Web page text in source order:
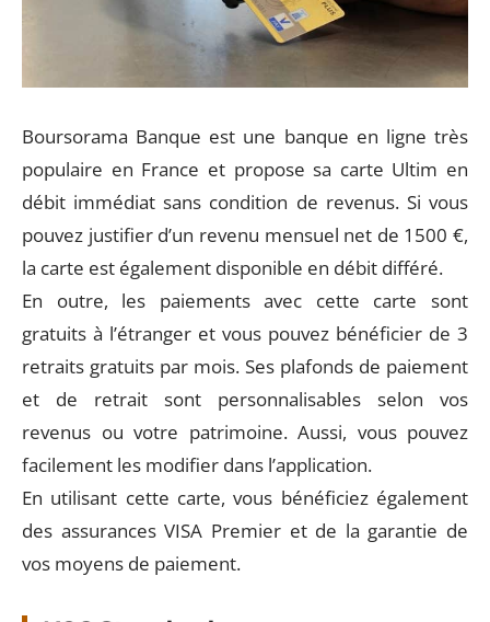
Boursorama Banque est une banque en ligne très
populaire en France et propose sa carte Ultim en
débit immédiat sans condition de revenus. Si vous
pouvez justifier d’un revenu mensuel net de 1500 €,
la carte est également disponible en débit différé.
En outre, les paiements avec cette carte sont
gratuits à l’étranger et vous pouvez bénéficier de 3
retraits gratuits par mois. Ses plafonds de paiement
et de retrait sont personnalisables selon vos
revenus ou votre patrimoine. Aussi, vous pouvez
facilement les modifier dans l’application.
En utilisant cette carte, vous bénéficiez également
des assurances VISA Premier et de la garantie de
vos moyens de paiement.